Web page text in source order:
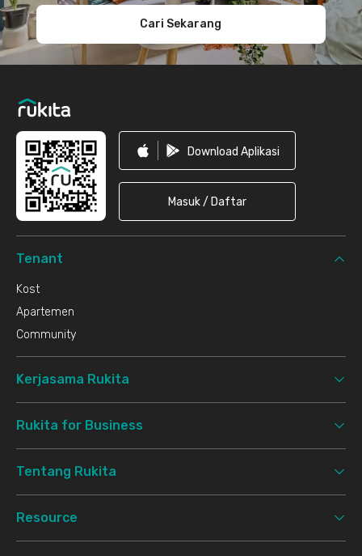
Cari Sekarang
Download Aplikasi
Masuk / Daftar
Tenant
Kost
Apartemen
Community
Kerjasama Rukita
Rukita for Business
Tentang Rukita
Resource